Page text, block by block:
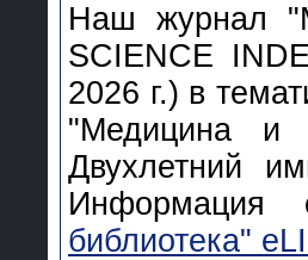
Наш журнал
SCIENCE
2026 г.) в
"Медицина и
Двухлетний
библиотека"